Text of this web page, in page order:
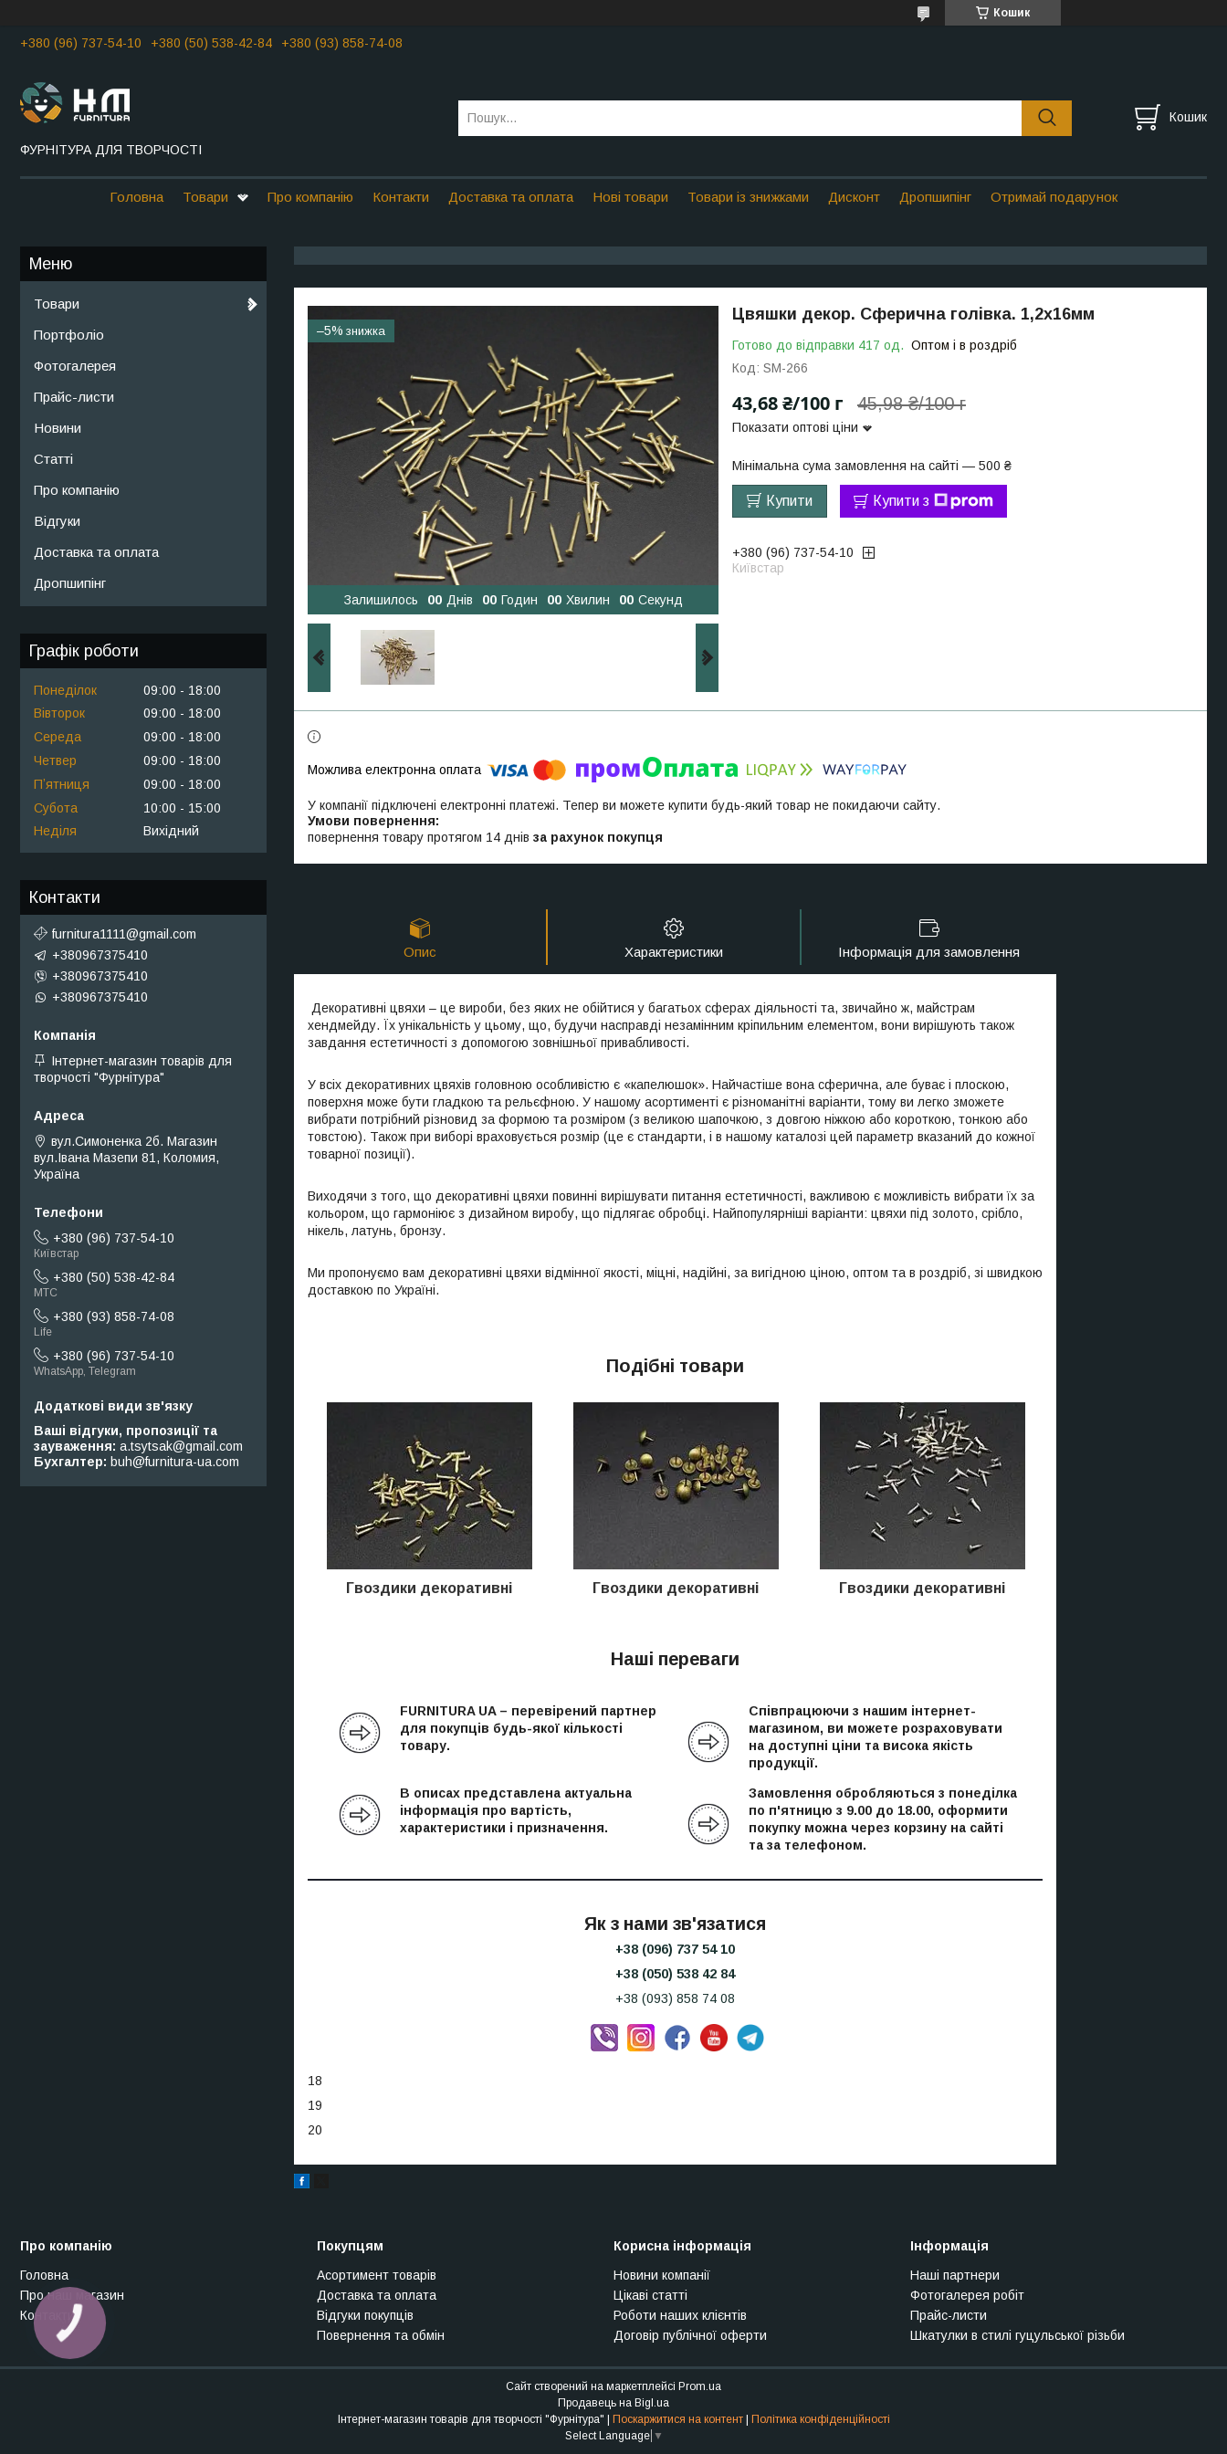
Кошик
+380 (96) 737-54-10 +380 (50) 538-42-84 +380 (93) 858-74-08
ФУРНІТУРА ДЛЯ ТВОРЧОСТІ
Кошик
Головна Товари Про компанію Контакти Доставка та оплата Нові товари Товари із знижками Дисконт Дропшипінг Отримай подарунок
–5%
Залишилось 00 Днів 00 Годин 00 Хвилин 00 Секунд
Цвяшки декор. Сферична голівка. 1,2х16мм
Готово до відправки 417 од. Оптом і в роздріб
Код: SM-266
45,98 ₴/100 г
43,68 ₴/100 г
Показати оптові ціни
Мінімальна сума замовлення на сайті — 500 ₴
Купити Купити з
+380 (96) 737-54-10
Київстар
У компанії підключені електронні платежі. Тепер ви можете купити будь-який товар не покидаючи сайту.
повернення товару протягом 14 днів за рахунок покупця
Опис Характеристики Інформація для замовлення
Декоративні цвяхи – це вироби, без яких не обійтися у багатьох сферах діяльності та, звичайно ж, майстрам
хендмейду. Їх унікальність у цьому, що, будучи насправді незамінним кріпильним елементом, вони вирішують також
завдання естетичності з допомогою зовнішньої привабливості.
У всіх декоративних цвяхів головною особливістю є «капелюшок». Найчастіше вона сферична, але буває і плоскою,
поверхня може бути гладкою та рельєфною. У нашому асортименті є різноманітні варіанти, тому ви легко зможете
вибрати потрібний різновид за формою та розміром (з великою шапочкою, з довгою ніжкою або короткою, тонкою або
товстою). Також при виборі враховується розмір (це є стандарти, і в нашому каталозі цей параметр вказаний до кожної
товарної позиції).
Виходячи з того, що декоративні цвяхи повинні вирішувати питання естетичності, важливою є можливість вибрати їх за
кольором, що гармоніює з дизайном виробу, що підлягає обробці. Найпопулярніші варіанти: цвяхи під золото, срібло,
нікель, латунь, бронзу.
Ми пропонуємо вам декоративні цвяхи відмінної якості, міцні, надійні, за вигідною ціною, оптом та в роздріб, зі швидкою
доставкою по Україні.
Подібні товари
Гвоздики декоративні Гвоздики декоративні Гвоздики декоративні
Наші переваги
FURNITURA UA – перевірений партнер
для покупців будь-якої кількості
товару.
Співпрацюючи з нашим інтернет-
магазином, ви можете розраховувати
на доступні ціни та висока якість
продукції.
В описах представлена актуальна
інформація про вартість,
характеристики і призначення.
Замовлення обробляються з понеділка
по п'ятницю з 9.00 до 18.00, оформити
покупку можна через корзину на сайті
та за телефоном.
Як з нами зв'язатися
+38 (096) 737 54 10
+38 (050) 538 42 84
+38 (093) 858 74 08
18
19
20
Товари
Портфоліо
Фотогалерея
Прайс-листи
Новини
Статті
Про компанію
Відгуки
Доставка та оплата
Дропшипінг
Графік роботи
Понеділок 09:00
18:00
Вівторок
09:00
18:00
Середа
09:00
18:00
Четвер
09:00
18:00
Пʼятниця
09:00
18:00
Субота
10:00
15:00
Неділя
Вихідний
Контакти
furnitura1111@gmail.com
+380967375410
+380967375410
+380967375410
Інтернет-магазин товарів для
творчості "Фурнітура"
вул.Симоненка 2б. Магазин
вул.Івана Мазепи 81, Коломия,
Україна
+380 (96) 737-54-10
Київстар
+380 (50) 538-42-84
МТС
+380 (93) 858-74-08
Life
+380 (96) 737-54-10
WhatsApp, Telegram
Ваші відгуки, пропозиції та
зауваження a.tsytsak@gmail.com
Бухгалтер
buh@furnitura-ua.com
Про компанію
Головна
Про наш магазин
Контакти
Покупцям
Асортимент товарів
Доставка та оплата
Відгуки покупців
Повернення та обмін
Корисна інформація
Новини компанії
Цікаві статті
Роботи наших клієнтів
Договір публічної оферти
Інформація
Наші партнери
Фотогалерея робіт
Прайс-листи
Шкатулки в стилі гуцульської різьби
Сайт створений на маркетплейсі Prom.ua
Продавець на Bigl.ua
Інтернет-магазин товарів для творчості "Фурнітура" | Поскаржитися на контент | Політика конфіденційності
Select Language ▼